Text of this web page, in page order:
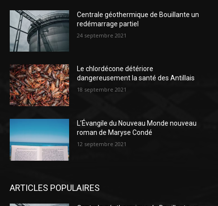
Centrale géothermique de Bouillante un
redémarrage partiel
24 septembre 2021
Le chlordécone détériore
dangereusement la santé des Antillais
18 septembre 2021
L’Évangile du Nouveau Monde nouveau
roman de Maryse Condé
12 septembre 2021
ARTICLES POPULAIRES